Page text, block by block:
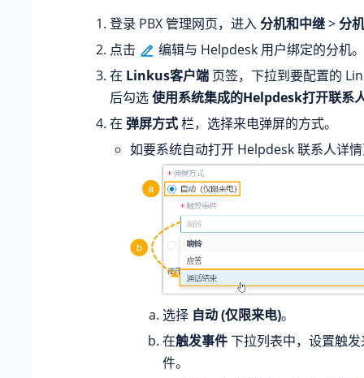
登录 PBX 管理网页，进入分机和中继>分机
点击
编辑与 Helpdesk 用户绑定的分机。
在 Linkus客户端 页签，下拉到要配置的
后勾选使用系统集成的Helpdesk打开联系
在 弹屏方式栏，选择来电弹屏的方式。
如要系统自动打开 Helpdesk 联系人详
选择 自动 (仅限来电)。
在触发事件下拉列表中，设置触
件。